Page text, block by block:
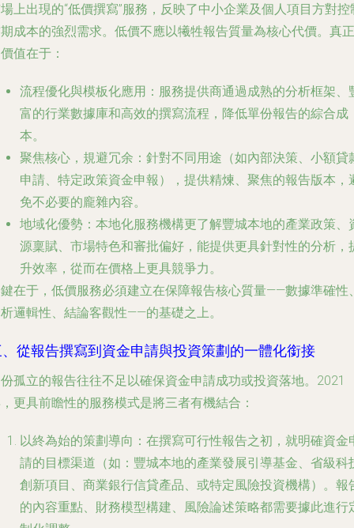
上出現的“低價撰寫”服務，反映了中小企業及個人項目方對控
成本的強烈需求。低價不應以犧牲報告質量為核心代價。真正
值在于：
流程優化與模板化應用 ：服務提供商通過成熟的分析框架、
富的行業數據庫和高效的撰寫流程，降低單份報告的綜合成
本。
聚焦核心，規避冗余 ：針對不同用途（如內部決策、小額貸
申請、特定政策資金申報），提供精煉、聚焦的報告版本，
免不必要的龐雜內容。
地域化優勢 ：本地化服務機構更了解豐城本地的產業政策、
源稟賦、市場特色和審批偏好，能提供更具針對性的分析，
升效率，從而在價格上更具競爭力。
在于，低價服務必須建立在保障報告核心質量——數據準確性
邏輯性、結論客觀性——的基礎之上。
從報告撰寫到資金申請與投資策劃的一體化銜接
孤立的報告往往不足以確保資金申請成功或投資落地。2021
更具前瞻性的服務模式是將三者有機結合：
以終為始的策劃導向 ：在撰寫可行性報告之初，就明確資金
請的目標渠道（如：豐城本地的產業發展引導基金、省級科
創新項目、商業銀行信貸產品、或特定風險投資機構）。報
的內容重點、財務模型構建、風險論述策略都需要據此進行